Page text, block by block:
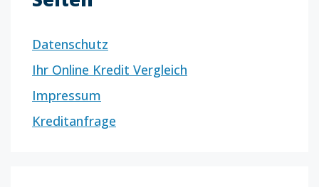
Datenschutz
Ihr Online Kredit Vergleich
Impressum
Kreditanfrage